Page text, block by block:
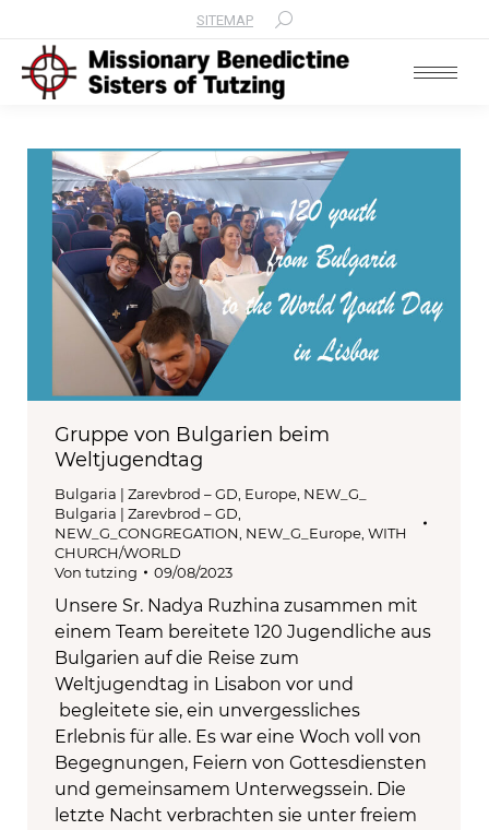
SITEMAP Search:
Gruppe von Bulgarien beim
Weltjugendtag
Bulgaria | Zarevbrod – GD Europe NEW_G_
Bulgaria | Zarevbrod – GD
NEW_G_CONGREGATION NEW_G_Europe WITH
CHURCH/WORLD
Von tutzing 09/08/2023
Unsere Sr. Nadya Ruzhina zusammen mit
einem Team bereitete 120 Jugendliche aus
Bulgarien auf die Reise zum
Weltjugendtag in Lisabon vor und
begleitete sie, ein unvergessliches
Erlebnis für alle. Es war eine Woch voll von
Begegnungen, Feiern von Gottesdiensten
und gemeinsamem Unterwegssein. Die
letzte Nacht verbrachten sie unter freiem